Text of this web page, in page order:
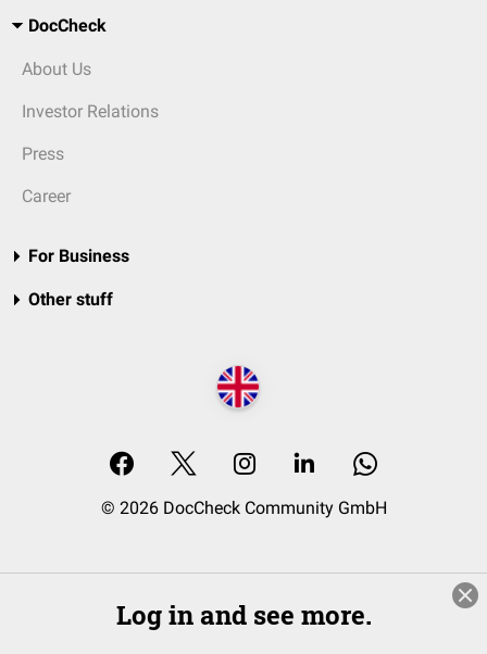
DocCheck
About Us
Investor Relations
Press
Career
For Business
Other stuff
© 2026 DocCheck Community GmbH
Log in and see more.